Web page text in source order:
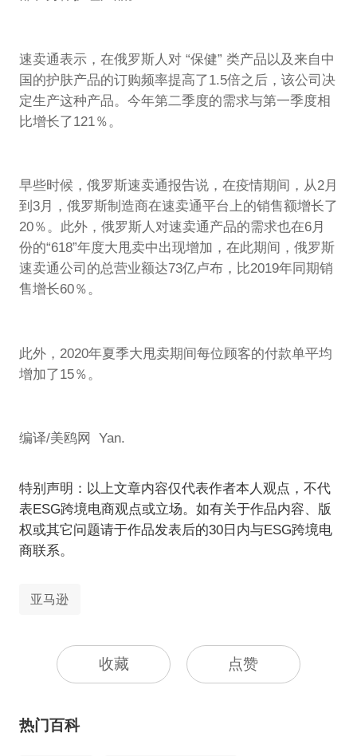
速卖通表示，在俄罗斯人对 “保健” 类产品以及来自中
国的护肤产品的订购频率提高了1.5倍之后，该公司决
定生产这种产品。今年第二季度的需求与第一季度相
比增长了121％。
早些时候，俄罗斯速卖通报告说，在疫情期间，从2月
到3月，俄罗斯制造商在速卖通平台上的销售额增长了
20％。此外，俄罗斯人对速卖通产品的需求也在6月
份的“618”年度大甩卖中出现增加，在此期间，俄罗斯
速卖通公司的总营业额达73亿卢布，比2019年同期销
售增长60％。
此外，2020年夏季大甩卖期间每位顾客的付款单平均
增加了15％。
编译/美鸥网 Yan.
特别声明：以上文章内容仅代表作者本人观点，不代
表ESG跨境电商观点或立场。如有关于作品内容、版
权或其它问题请于作品发表后的30日内与ESG跨境电
商联系。
亚马逊
收藏 点赞
热门百科